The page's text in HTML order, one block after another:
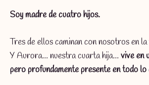
Soy madre de cuatro hijos.
Tres de ellos caminan con nosotros en la
Y Aurora… nuestra cuarta hija… vive en
pero profundamente presente en todo lo